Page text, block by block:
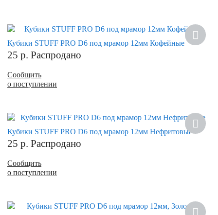
Кубики STUFF PRO D6 под мрамор 12мм Кофейные
25 р. Распродано
Сообщить
о поступлении
Кубики STUFF PRO D6 под мрамор 12мм Нефритовые
25 р. Распродано
Сообщить
о поступлении